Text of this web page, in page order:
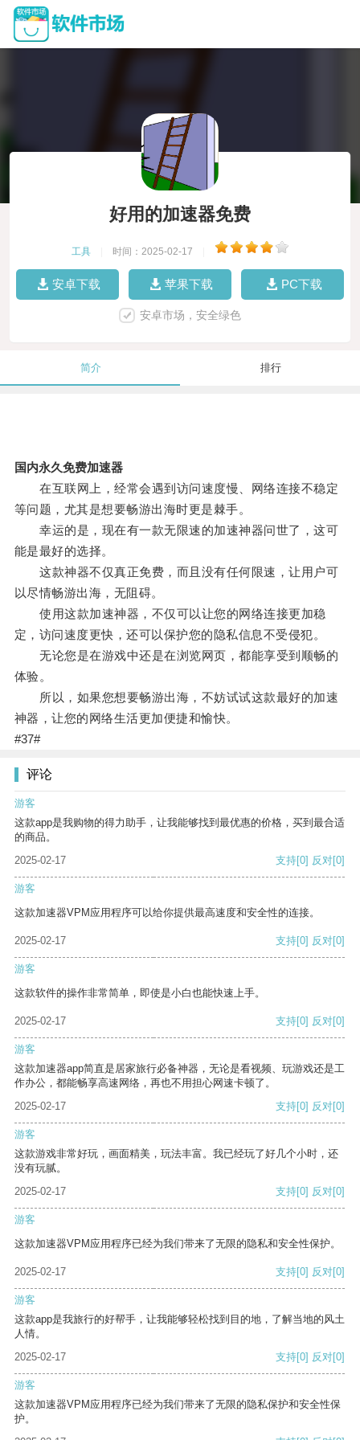
好用的加速器免费
工具 时间：2025-02-17
安卓下载 苹果下载 PC下载
安卓市场，安全绿色
简介 排行
国内永久免费加速器
在互联网上，经常会遇到访问速度慢、网络连接不稳定
等问题，尤其是想要畅游出海时更是棘手。
幸运的是，现在有一款无限速的加速神器问世了，这可
能是最好的选择。
这款神器不仅真正免费，而且没有任何限速，让用户可
以尽情畅游出海，无阻碍。
使用这款加速神器，不仅可以让您的网络连接更加稳
定，访问速度更快，还可以保护您的隐私信息不受侵犯。
无论您是在游戏中还是在浏览网页，都能享受到顺畅的
体验。
所以，如果您想要畅游出海，不妨试试这款最好的加速
神器，让您的网络生活更加便捷和愉快。
#37#
评论
游客
这款app是我购物的得力助手，让我能够找到最优惠的价格，买到最合适
的商品。
2025-02-17
支持[0] 反对[0]
游客
这款加速器VPM应用程序可以给你提供最高速度和安全性的连接。
2025-02-17 支持[0] 反对[0]
游客
这款软件的操作非常简单，即使是小白也能快速上手。
2025-02-17 支持[0] 反对[0]
游客
这款加速器app简直是居家旅行必备神器，无论是看视频、玩游戏还是工
作办公，都能畅享高速网络，再也不用担心网速卡顿了。
2025-02-17
支持[0] 反对[0]
游客
这款游戏非常好玩，画面精美，玩法丰富。我已经玩了好几个小时，还
没有玩腻。
2025-02-17
支持[0] 反对[0]
游客
这款加速器VPM应用程序已经为我们带来了无限的隐私和安全性保护。
2025-02-17 支持[0] 反对[0]
游客
这款app是我旅行的好帮手，让我能够轻松找到目的地，了解当地的风土
人情。
2025-02-17
支持[0] 反对[0]
游客
这款加速器VPM应用程序已经为我们带来了无限的隐私保护和安全性保
护。